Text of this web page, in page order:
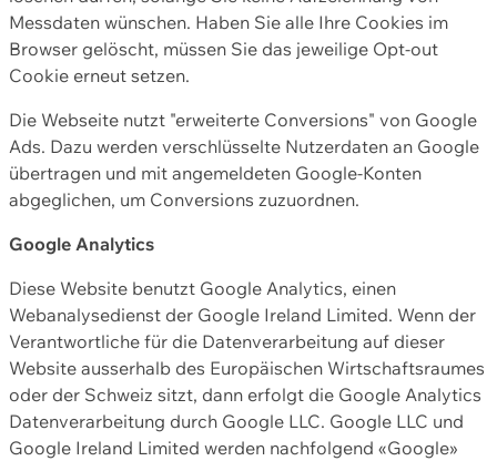
Messdaten wünschen. Haben Sie alle Ihre Cookies im
Browser gelöscht, müssen Sie das jeweilige Opt-out
Cookie erneut setzen.
Die Webseite nutzt "erweiterte Conversions" von Google
Ads. Dazu werden verschlüsselte Nutzerdaten an Google
übertragen und mit angemeldeten Google-Konten
abgeglichen, um Conversions zuzuordnen.
Google Analytics
Diese Website benutzt Google Analytics, einen
Webanalysedienst der Google Ireland Limited. Wenn der
Verantwortliche für die Datenverarbeitung auf dieser
Website ausserhalb des Europäischen Wirtschaftsraumes
oder der Schweiz sitzt, dann erfolgt die Google Analytics
Datenverarbeitung durch Google LLC. Google LLC und
Google Ireland Limited werden nachfolgend «Google»